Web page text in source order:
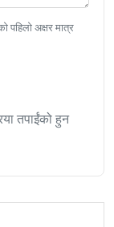
पहिलो अक्षर मात्र
तपाईंको हुन